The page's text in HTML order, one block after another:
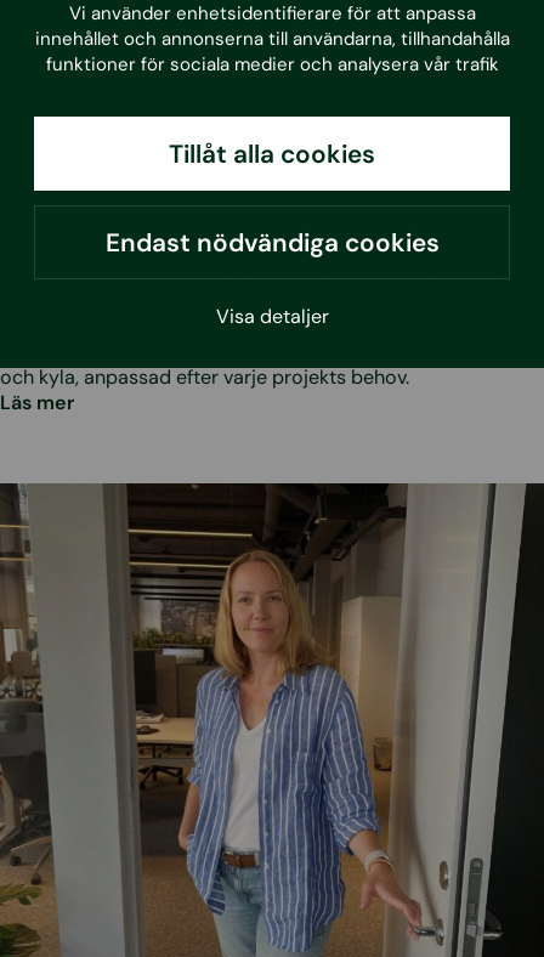
Vi använder enhetsidentifierare för att anpassa
innehållet och annonserna till användarna, tillhandahålla
funktioner för sociala medier och analysera vår trafik
Tillåt alla cookies
Endast nödvändiga cookies
Visa detaljer
Planera smartare byggvärme inför nästa
Energianvändningen under byggproduktion varierar kraftigt
kostnader och klimatpåverkan. Med Geolo erbjuder Sustera
och kyla, anpassad efter varje projekts behov.
Läs mer